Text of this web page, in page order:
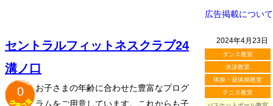
広告掲載について
2024年4月23日
ダンス教室
水泳教室
体操・新体操教室
テニス教室
セントラルフィットネスクラブ24
溝ノ口
0
お子さまの年齢に合わせた豊富なプログ
ラムをご用意しています。これからも子